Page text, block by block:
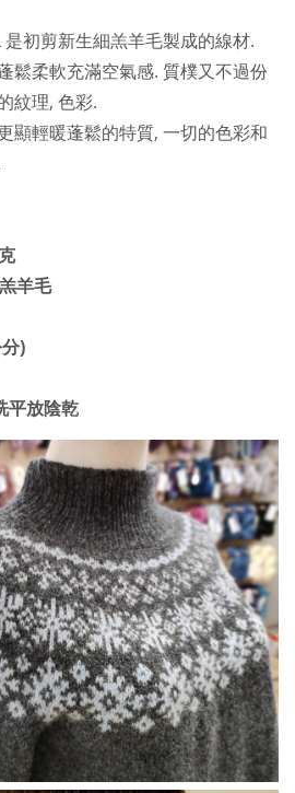
是初剪新生細羔羊毛製成的線材.
鬆柔軟充滿空氣感. 質樸又不過份
紋理, 色彩.
顯輕暖蓬鬆的特質, 一切的色彩和
羊毛
)
平放陰乾